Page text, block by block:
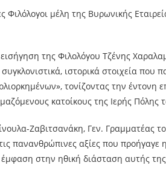
Φιλόλογοι μέλη της Βυρωνικής
της Φιλολόγου Τζένης
ιστορικά στοιχεία που
τονίζοντας την έντονη
κατοίκους της Ιερής Πόλης
Ζαβιτσανάκη, Γεν. Γραμματέας
πανανθρώπινες αξίες που προήγαγε
στην ηθική διάσταση αυτής